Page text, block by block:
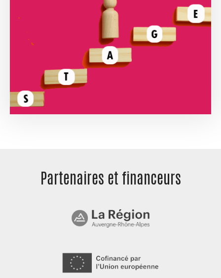
Partenaires et financeurs